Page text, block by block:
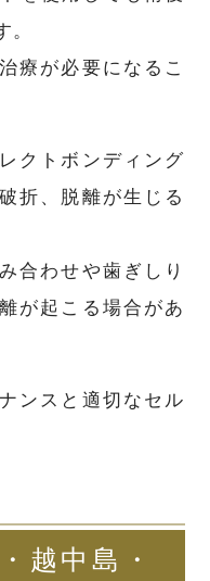
療が必要になるこ
クトボンディング
折、脱離が生じる
合わせや歯ぎしり
が起こる場合があ
ンスと適切なセル
越中島・